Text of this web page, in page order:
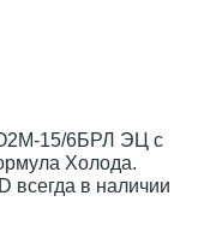
15/6БРЛ ЭЦ с
Холода.
всегда в наличии